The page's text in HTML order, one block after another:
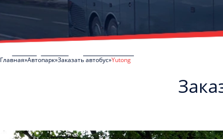
Главная Автопарк Заказать автобус Yutong